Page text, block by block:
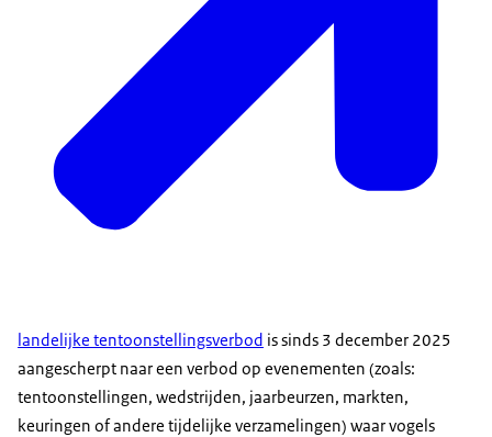
landelijke tentoonstellingsverbod is sinds 3 december 2025
aangescherpt naar een verbod op evenementen (zoals:
tentoonstellingen, wedstrijden, jaarbeurzen, markten,
keuringen of andere tijdelijke verzamelingen) waar vogels